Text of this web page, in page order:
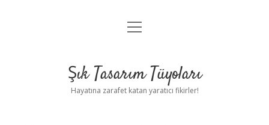
Anasayfa
Yasal Uyarı
menüyü
Şık Tasarım Tüyoları
Hayatına zarafet katan yaratıcı fikirler!